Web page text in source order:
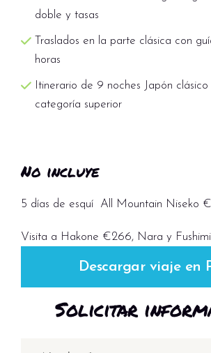
--- Servicio Opcional de estancia en
RYOKAN ---
disfrutará de las aguas termales.
doble y tasas
Traslados en la parte clásica con
horas
Itinerario de 9 noches Japón
categoría superior
No incluye
5 días de esquí All Mountain Niseko
Visita a Hakone €266, Nara y
Descargar viaje en
Solicitar